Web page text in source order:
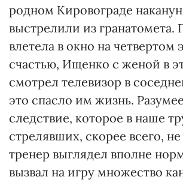
родном Кировограде
выстрелили из гранатомета.
влетела в окно на четвертом
счастью, Ищенко с женой в
смотрел телевизор в
это спасло им жизнь.
следствие, которое в наше
стрелявших, скорее всего,
тренер выглядел вполне
вызвал на игру множество